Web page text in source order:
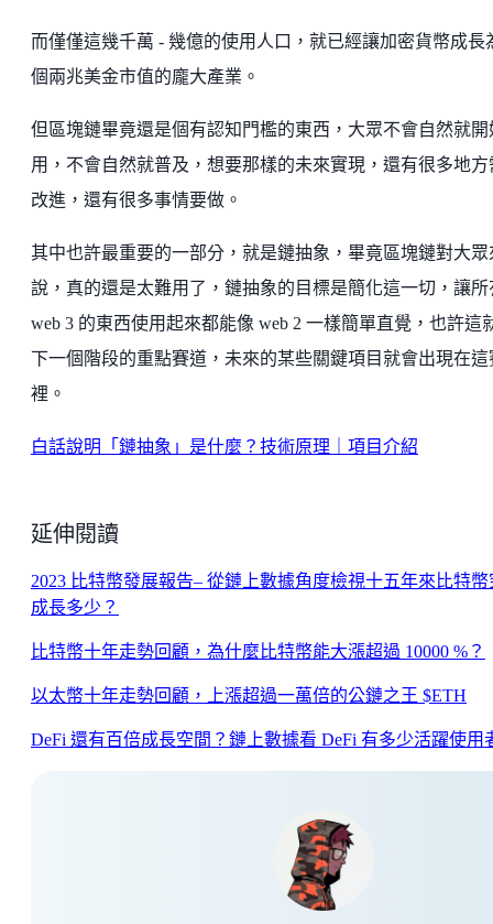
而僅僅這幾千萬 - 幾億的使用人口，就已經讓加密貨幣成長
個兩兆美金市值的龐大產業。
但區塊鏈畢竟還是個有認知門檻的東西，大眾不會自然就開
用，不會自然就普及，想要那樣的未來實現，還有很多地方
改進，還有很多事情要做。
其中也許最重要的一部分，就是鏈抽象，畢竟區塊鏈對大眾
說，真的還是太難用了，鏈抽象的目標是簡化這一切，讓所
web 3 的東西使用起來都能像 web 2 一樣簡單直覺，也許這
下一個階段的重點賽道，未來的某些關鍵項目就會出現在這
裡。
白話說明「鏈抽象」是什麼？技術原理｜項目介紹
延伸閱讀
2023 比特幣發展報告– 從鏈上數據角度檢視十五年來比特幣
成長多少？
比特幣十年走勢回顧，為什麼比特幣能大漲超過 10000 %？
以太幣十年走勢回顧，上漲超過一萬倍的公鏈之王 $ETH
DeFi 還有百倍成長空間？鏈上數據看 DeFi 有多少活躍使用